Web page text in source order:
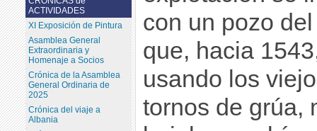
con un pozo del
que, hacia
usando los
tornos de grúa,
ACTIVIDADES
XI Exposición de Pintura
Asamblea General
Extraordinaria y
Homenaje a Socios
Crónica de la Asamblea
General Ordinaria de
2025
Crónica del viaje a
Albania